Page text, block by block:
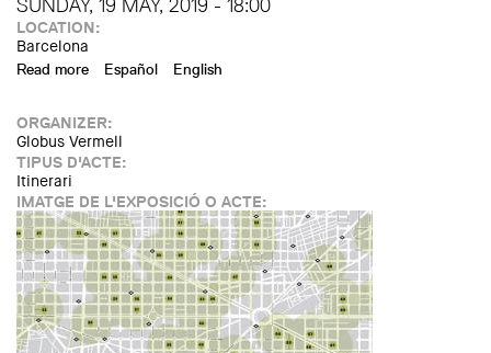
SUNDAY, 19 MAY, 2019 - 18:00
LOCATION:
Barcelona
Read more about Itinerari "Jardins interiors d'illa de l'Eixample
Español English
ORGANIZER:
Globus Vermell
TIPUS D'ACTE:
Itinerari
IMATGE DE L'EXPOSICIÓ O ACTE: